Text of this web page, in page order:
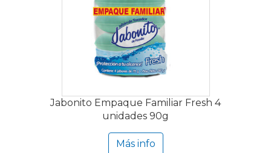
Jabonito Empaque Familiar Fresh 4
unidades 90g
Más info